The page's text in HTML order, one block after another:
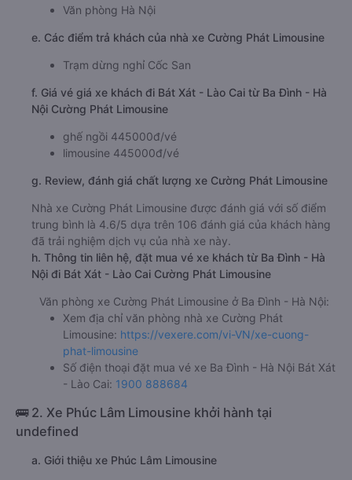
Văn phòng Hà Nội
e. Các điểm trả khách của nhà xe Cường Phát Limousine
Trạm dừng nghỉ Cốc San
f. Giá vé giá xe khách đi Bát Xát - Lào Cai từ Ba Đình - Hà
Nội Cường Phát Limousine
ghế ngồi 445000đ/vé
limousine 445000đ/vé
g. Review, đánh giá chất lượng xe Cường Phát Limousine
Nhà xe Cường Phát Limousine được đánh giá với số điểm
trung bình là 4.6/5 dựa trên 106 đánh giá của khách hàng
đã trải nghiệm dịch vụ của nhà xe này.
h. Thông tin liên hệ, đặt mua vé xe khách từ Ba Đình - Hà
Nội đi Bát Xát - Lào Cai Cường Phát Limousine
Văn phòng xe Cường Phát Limousine ở Ba Đình - Hà Nội:
Xem địa chỉ văn phòng nhà xe Cường Phát
Limousine: https://vexere.com/vi-VN/xe-cuong-
phat-limousine
Số điện thoại đặt mua vé xe Ba Đình - Hà Nội Bát Xát
- Lào Cai: 1900 888684
🚌 2. Xe Phúc Lâm Limousine khởi hành tại
undefined
a. Giới thiệu xe Phúc Lâm Limousine